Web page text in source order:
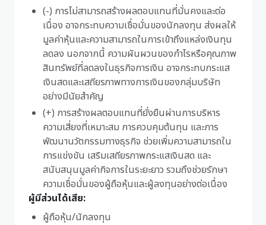
(-) การไม่สามารถสร้างผลตอบแทนที่มั่นคงและต่อ
เนื่อง อาจกระทบความเชื่อมั่นของนักลงทุน ส่งผลให้
มูลค่าหุ้นและความสามารถในการเข้าถึงแหล่งเงินทุน
ลดลง นอกจากนี้ ความผันผวนของกำไรหรือคุณภาพ
สินทรัพย์ที่ลดลงในธุรกิจการเงิน อาจกระทบกระแส
เงินสดและเสถียรภาพทางการเงินของกลุ่มบริษัท
อย่างมีนัยสำคัญ
(+) การสร้างผลตอบแทนที่ยั่งยืนผ่านการบริหาร
ความเสี่ยงที่เหมาะสม การควบคุมต้นทุน และการ
พัฒนานวัตกรรมทางธุรกิจ ช่วยเพิ่มความสามารถใน
การแข่งขัน เสริมเสถียรภาพกระแสเงินสด และ
สนับสนุนมูลค่ากิจการในระยะยาว รวมถึงช่วยรักษา
ความเชื่อมั่นของผู้ถือหุ้นและผู้ลงทุนอย่างต่อเนื่อง
ผู้มีส่วนได้เสีย:
ผู้ถือหุ้น/นักลงทุน